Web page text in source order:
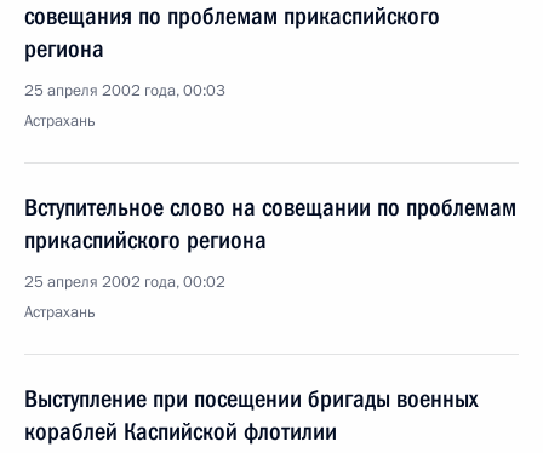
совещания по проблемам прикаспийского
региона
25 апреля 2002 года, 00:03
Астрахань
Вступительное слово на совещании по проблемам
прикаспийского региона
25 апреля 2002 года, 00:02
Астрахань
Выступление при посещении бригады военных
кораблей Каспийской флотилии